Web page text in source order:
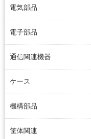
電気部品
電子部品
通信関連機器
ケース
機構部品
筐体関連